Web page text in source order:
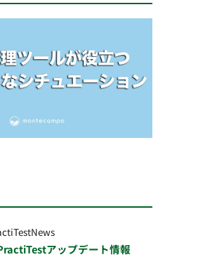
アップデート情報